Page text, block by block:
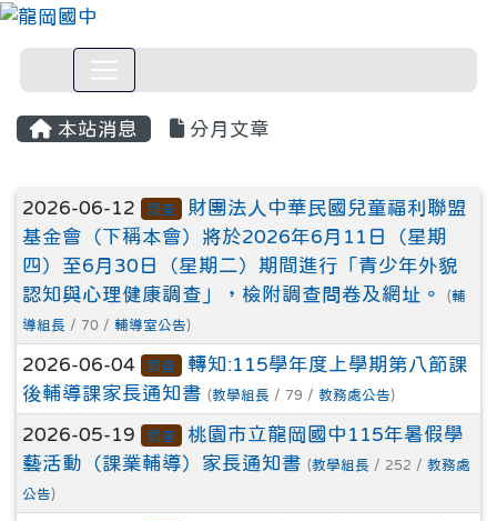
本站消息 分月文章
文章列表
2026-06-12 調查
財團法人中華民國兒童福利聯盟
基金會（下稱本會）將於2026年6月11日（星期
四）至6月30日（星期二）期間進行「青少年外貌
認知與心理健康調查」，檢附調查問卷及網址。
(輔
導組長 / 70 / 輔導室公告)
2026-06-04 調查
轉知:115學年度上學期第八節課
後輔導課家長通知書 (教學組長 / 79 / 教務處公告)
2026-05-19 調查
桃園市立龍岡國中115年暑假學
藝活動（課業輔導）家長通知書 (教學組長 / 252 / 教務處
公告)